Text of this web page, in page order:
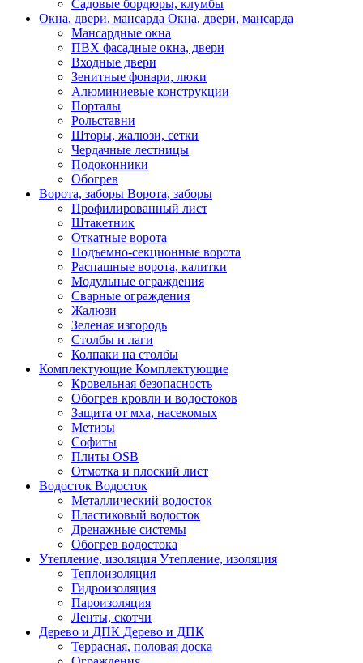
Садовые бордюры, клумбы
Окна, двери, мансарда Окна, двери, мансарда
Мансардные окна
ПВХ фасадные окна, двери
Входные двери
Зенитные фонари, люки
Алюминиевые конструкции
Порталы
Рольставни
Шторы, жалюзи, сетки
Чердачные лестницы
Подоконники
Обогрев
Ворота, заборы Ворота, заборы
Профилированный лист
Штакетник
Откатные ворота
Подъемно-секционные ворота
Распашные ворота, калитки
Модульные ограждения
Сварные ограждения
Жалюзи
Зеленая изгородь
Столбы и лаги
Колпаки на столбы
Комплектующие Комплектующие
Кровельная безопасность
Обогрев кровли и водостоков
Защита от мха, насекомых
Метизы
Софиты
Плиты OSB
Отмотка и плоский лист
Водосток Водосток
Металлический водосток
Пластиковый водосток
Дренажные системы
Обогрев водостока
Утепление, изоляция Утепление, изоляция
Теплоизоляция
Гидроизоляция
Пароизоляция
Ленты, скотчи
Дерево и ДПК Дерево и ДПК
Террасная, половая доска